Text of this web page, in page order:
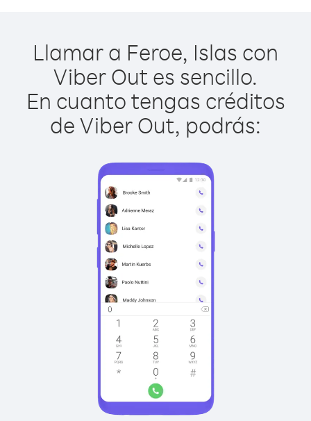
Llamar a Feroe, Islas con
Viber Out es sencillo.
En cuanto tengas créditos
de Viber Out, podrás: